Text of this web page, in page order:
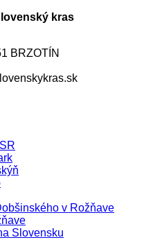
kras
BRZOTÍN
v Rožňave
Slovensku